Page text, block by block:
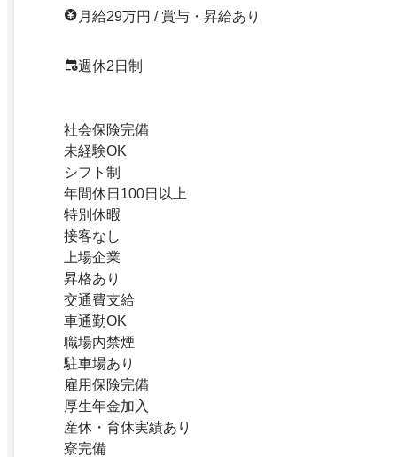
月給29万円 / 賞与・昇給あり
週休2日制
社会保険完備
未経験OK
シフト制
年間休日100日以上
特別休暇
接客なし
上場企業
昇格あり
交通費支給
車通勤OK
職場内禁煙
駐車場あり
雇用保険完備
厚生年金加入
産休・育休実績あり
寮完備